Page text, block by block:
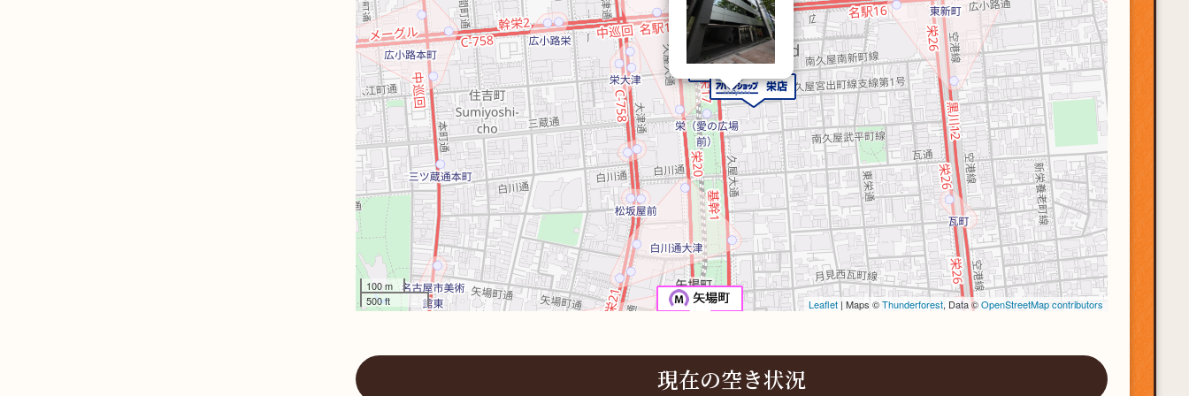
100 m
500 ft
Leaflet | Maps ©Thunderforest, Data ©OpenStreetMap contributors
現在の空き状況